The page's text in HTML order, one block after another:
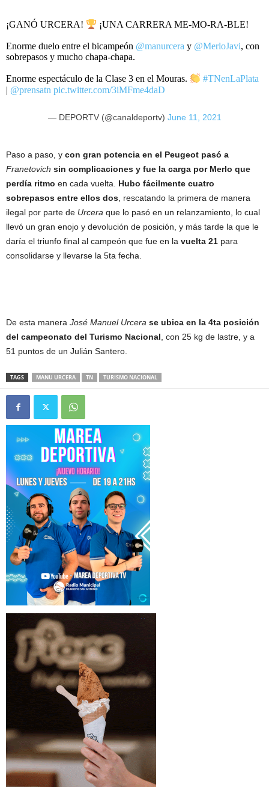
¡GANÓ URCERA! ¡UNA CARRERA ME-MO-RA-BLE!
Enorme duelo entre el bicampeón @manurcera y @MerloJavi, con
sobrepasos y mucho chapa-chapa.
Enorme espectáculo de la Clase 3 en el Mouras.
#TNenLaPlata
| @prensatn pic.twitter.com/3iMFme4daD
— DEPORTV (@canaldeportv) June 11, 2021
Paso a paso, y con gran potencia en el Peugeot pasó a
Franetovich sin complicaciones y fue la carga por Merlo que
perdía ritmo en cada vuelta. Hubo fácilmente cuatro
sobrepasos entre ellos dos , rescatando la primera de manera
ilegal por parte de Urcera que lo pasó en un relanzamiento, lo cual
llevó un gran enojo y devolución de posición, y más tarde la que le
daría el triunfo final al campeón que fue en la vuelta 21 para
consolidarse y llevarse la 5ta fecha.
De esta manera José Manuel Urcera se ubica en la 4ta posición
del campeonato del Turismo Nacional , con 25 kg de lastre, y a
51 puntos de un Julián Santero.
TAGS MANU URCERA TN TURISMO NACIONAL